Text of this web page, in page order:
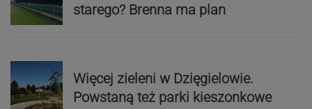
starego? Brenna ma plan
Więcej zieleni w Dzięgielowie.
Powstaną też parki kieszonkowe